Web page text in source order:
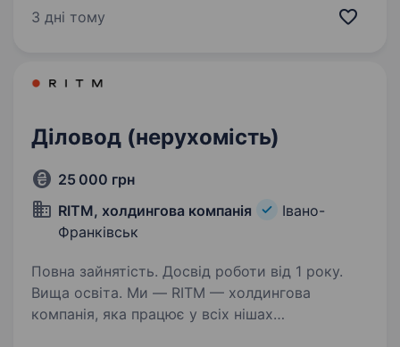
яка протягом 15 років піклується про кожного
де використовуються найновітніші
3 дні тому
Діловод (нерухомість)
25 000 грн
RITM, холдингова компанія
Івано-
Франківськ
Повна зайнятість. Досвід роботи від 1 року.
Вища освіта. Ми — RITM — холдингова
компанія, яка працює у всіх нішах